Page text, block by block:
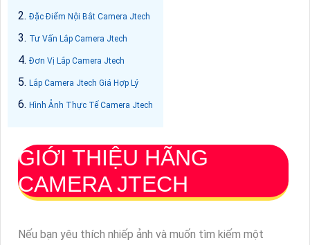
Đặc Điểm Nội Bât Camera Jtech
Tư Vấn Lắp Camera Jtech
Đơn Vị Lắp Camera Jtech
Lắp Camera Jtech Giá Hợp Lý
Hình Ảnh Thực Tế Camera Jtech
GIỚI THIỆU HÃNG
CAMERA JTECH
Nếu bạn yêu thích nhiếp ảnh và muốn tìm kiếm một